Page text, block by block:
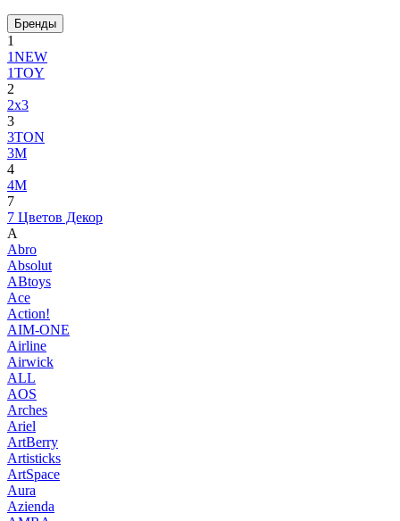
Бренды
1
1NEW
1TOY
2
2x3
3
3TON
3М
4
4M
7
7 Цветов Декор
A
Abro
Absolut
ABtoys
Ace
Action!
AIM-ONE
Airline
Airwick
ALL
AOS
Arches
Ariel
ArtBerry
Artisticks
ArtSpace
Aura
Azienda